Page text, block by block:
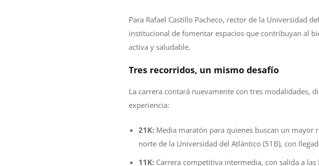
Para Rafael Castillo Pacheco, rector de la Universidad
institucional de fomentar espacios que contribuyan al
activa y saludable.
Tres recorridos, un mismo desafío
La carrera contará nuevamente con tres modalidades,
experiencia:
21K: Media maratón para quienes buscan un mayor
norte de la Universidad del Atlántico (51B), con
11K: Carrera competitiva intermedia, con salida a las